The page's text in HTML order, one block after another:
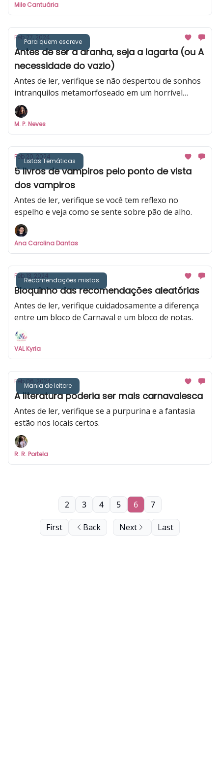
Mile Cantuária
Para quem escreve
Feb 27, 2024
Antes de ser a aranha, seja a lagarta (ou A
necessidade do vazio)
Antes de ler, verifique se não despertou de sonhos
intranquilos metamorfoseado em um horrível
inseto.
M. P. Neves
Listas Temáticas
Feb 20, 2024
5 livros de vampiros pelo ponto de vista
dos vampiros
Antes de ler, verifique se você tem reflexo no
espelho e veja como se sente sobre pão de alho.
Ana Carolina Dantas
Recomendações mistas
Feb 13, 2024
Bloquinho das recomendações aleatórias
Antes de ler, verifique cuidadosamente a diferença
entre um bloco de Carnaval e um bloco de notas.
VAL Kyria
Mania de leitore
Feb 06, 2024
A literatura poderia ser mais carnavalesca
Antes de ler, verifique se a purpurina e a fantasia
estão nos locais certos.
R. R. Portela
First Back
2 3 4 5 6 7
Next Last